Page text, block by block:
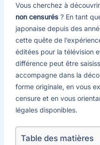
Vous cherchez à
non censurés? En tant
japonaise depuis des
cette quête de
éditées pour la télévision
différence peut être
accompagne dans la
forme originale, en vous
censure et en vous
légales disponibles.
Table des matières